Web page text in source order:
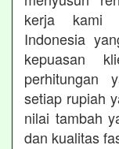
kerja kami
Indonesia
kepuasan
perhitungan
setiap rupiah
nilai tambah
dan kualitas